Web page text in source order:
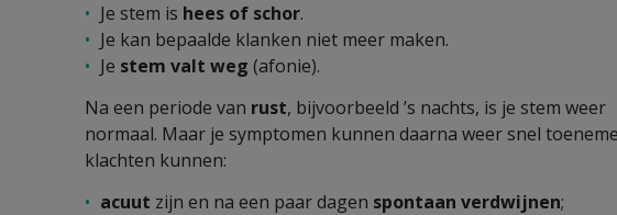
Je stem is hees of schor.
Je kan bepaalde klanken niet meer maken.
Je stem valt weg (afonie).
Na een periode van rust, bijvoorbeeld ’s nachts, is je stem weer
normaal. Maar je symptomen kunnen daarna weer snel
klachten kunnen:
acuut zijn en na een paar dagen spontaan verdwijnen;